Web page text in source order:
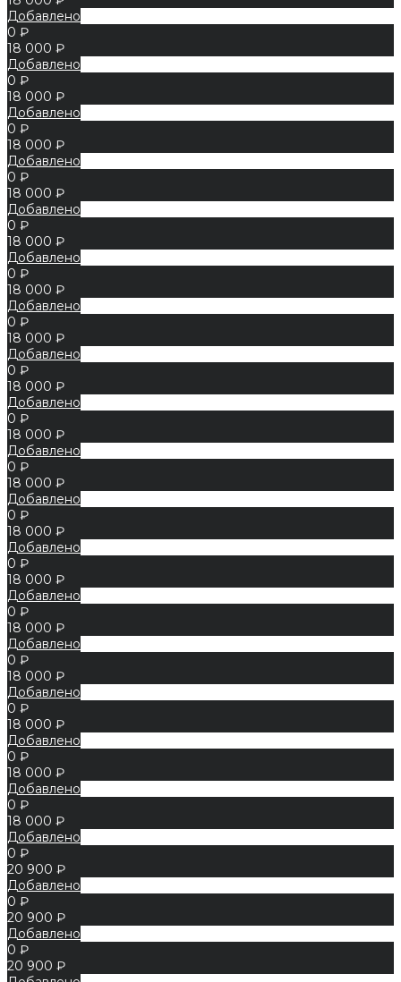
Добавлено
0 ₽
18 000 ₽
Добавлено
0 ₽
18 000 ₽
Добавлено
0 ₽
18 000 ₽
Добавлено
0 ₽
18 000 ₽
Добавлено
0 ₽
18 000 ₽
Добавлено
0 ₽
18 000 ₽
Добавлено
0 ₽
18 000 ₽
Добавлено
0 ₽
18 000 ₽
Добавлено
0 ₽
18 000 ₽
Добавлено
0 ₽
18 000 ₽
Добавлено
0 ₽
18 000 ₽
Добавлено
0 ₽
18 000 ₽
Добавлено
0 ₽
18 000 ₽
Добавлено
0 ₽
18 000 ₽
Добавлено
0 ₽
18 000 ₽
Добавлено
0 ₽
18 000 ₽
Добавлено
0 ₽
18 000 ₽
Добавлено
0 ₽
20 900 ₽
Добавлено
0 ₽
20 900 ₽
Добавлено
0 ₽
20 900 ₽